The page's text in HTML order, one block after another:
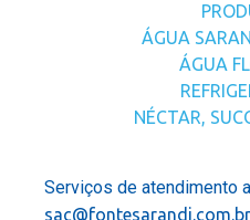
ÁGUA
ÁGUA
NÉCTAR,
Serviços de atendimento
sac@fontesarandi.com.br